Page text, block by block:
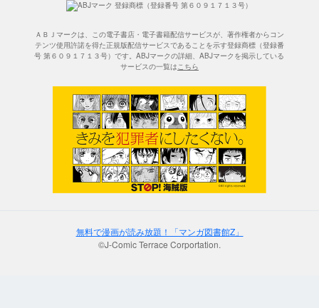
ＡＢＪマークは、この電子書店・電子書籍配信サービスが、著作権者からコン
テンツ使用許諾を得た正規版配信サービスであることを示す登録商標（登録番
号 第６０９１７１３号）です。ABJマークの詳細、ABJマークを掲示している
サービスの一覧はこちら
無料で漫画が読み放題！「マンガ図書館Z」
©J-Comic Terrace Corportation.